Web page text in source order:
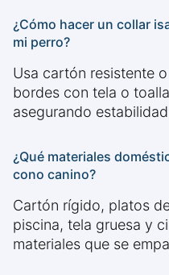
¿Cómo hacer un collar
mi perro?
Usa cartón resistente
bordes con tela o
asegurando
¿Qué materiales
cono canino?
Cartón rígido, platos
piscina, tela gruesa y
materiales que se